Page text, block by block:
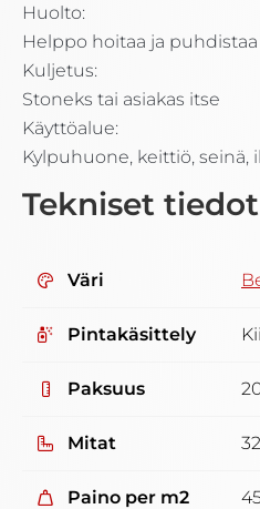
Huolto:
Helppo hoitaa ja puhdistaa
Kuljetus:
Stoneks tai asiakas itse
Käyttöalue:
Kylpuhuone, keittiö, seinä,
Tekniset tiedot
Väri
Pintakäsittely
Paksuus
Mitat
Paino per m2